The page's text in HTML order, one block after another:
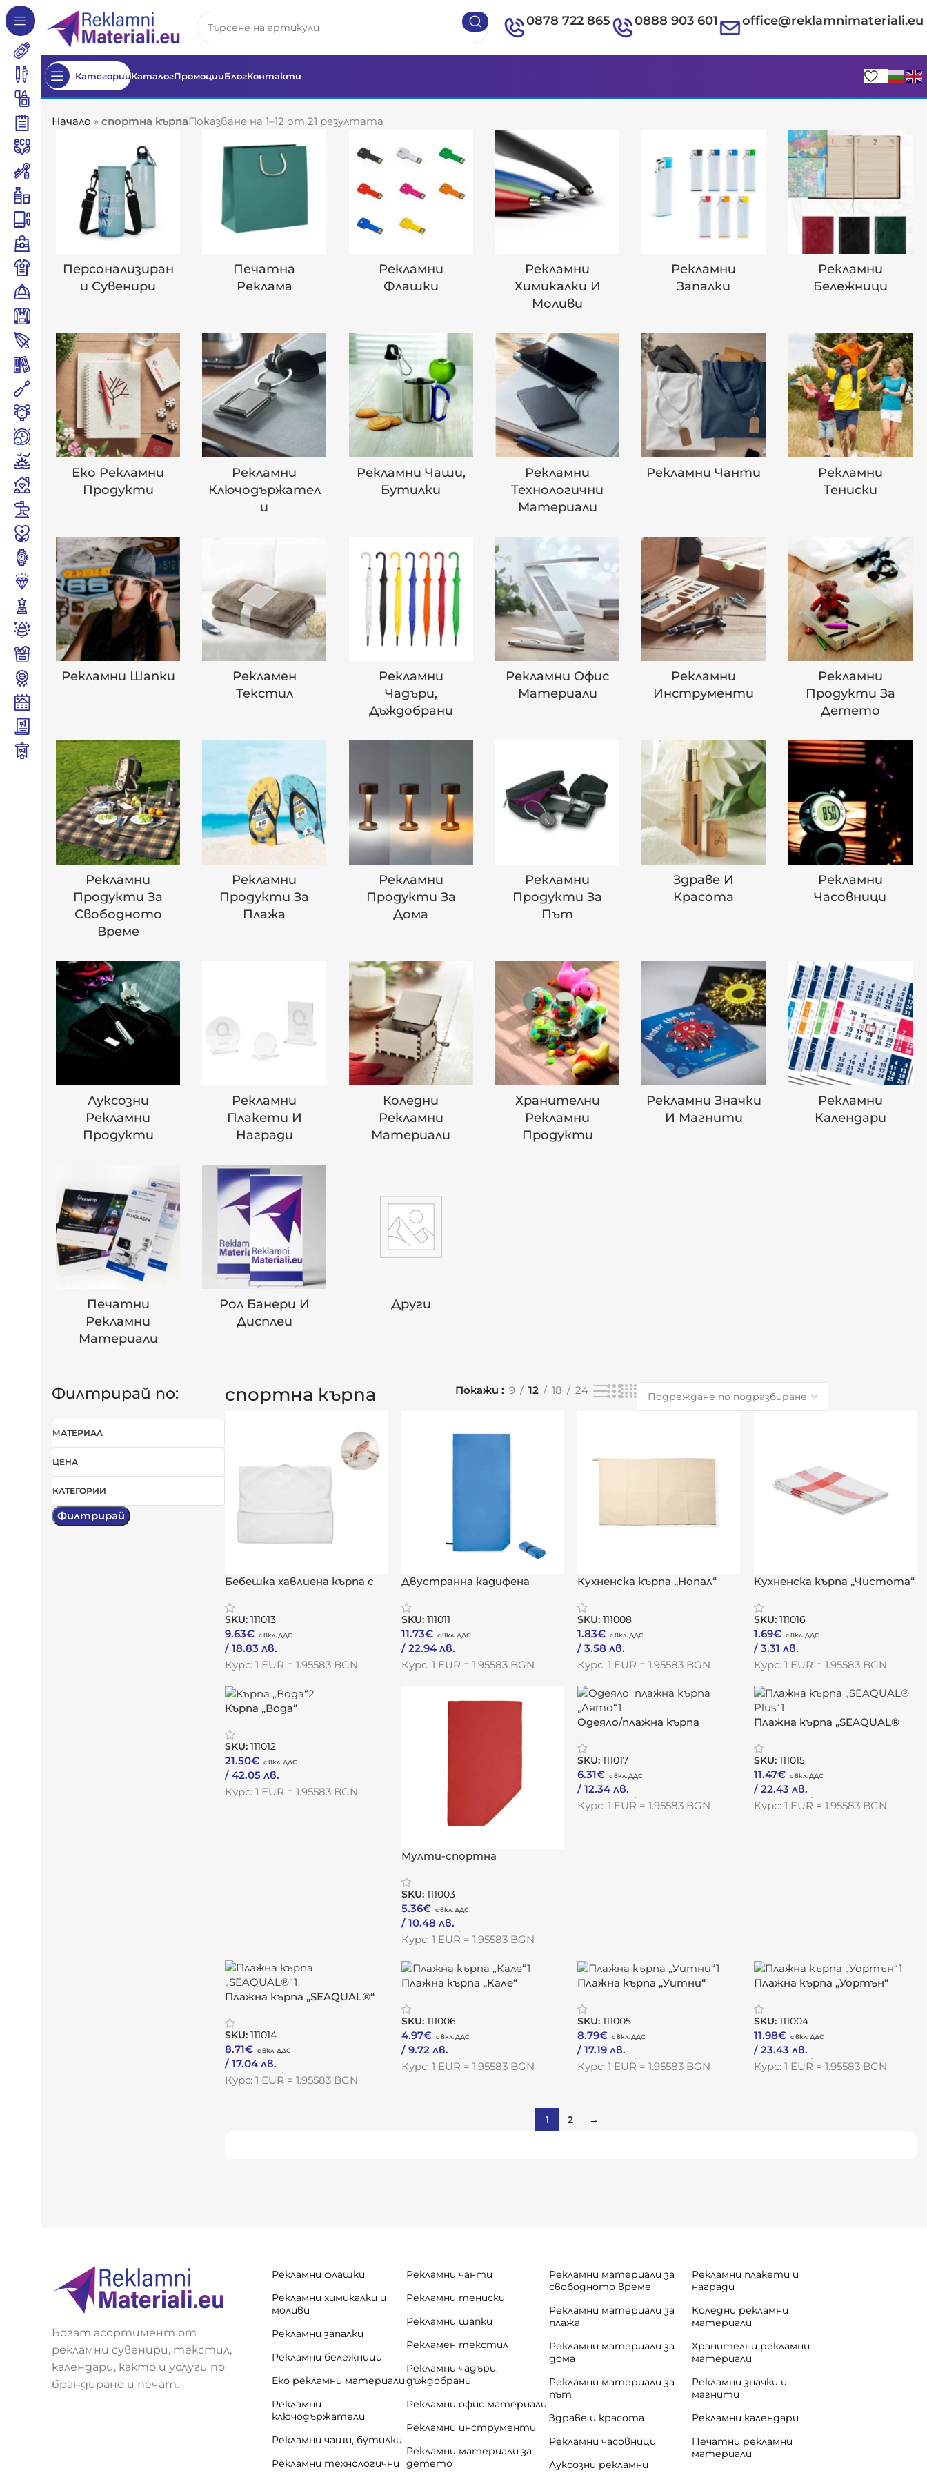
0878 722 865 0888 903 601 office@reklamnimateriali.eu
КатегорииКаталогПромоцииБлогКонтакти
Начало » спортна кърпаПоказване на 1–12 от 21 резултата
Персонализиран
И Сувенири
Печатна
Реклама
Рекламни
Флашки
Рекламни
Химикалки И
Моливи
Рекламни
Запалки
Рекламни
Бележници
Еко Рекламни
Продукти
Рекламни
Ключодържател
И
Рекламни Чаши,
Бутилки
Рекламни
Технологични
Материали
Рекламни Чанти
Рекламни
Тениски
Рекламни Шапки
Рекламен
Текстил
Рекламни
Чадъри,
Дъждобрани
Рекламни Офис
Материали
Рекламни
Инструменти
Рекламни
Продукти За
Детето
Рекламни
Продукти За
Свободното
Време
Рекламни
Продукти За
Плажа
Рекламни
Продукти За
Дома
Рекламни
Продукти За
Път
Здраве И
Красота
Рекламни
Часовници
Луксозни
Рекламни
Продукти
Рекламни
Плакети И
Награди
Коледни
Рекламни
Материали
Хранителни
Рекламни
Продукти
Рекламни Значки
И Магнити
Рекламни
Календари
Печатни
Рекламни
Материали
Рол Банери И
Дисплеи
Други
Филтрирай по:
МАТЕРИАЛ
ЦЕНА
КАТЕГОРИИ
Филтрирай
спортна кърпа Покажи 9 12 18 24
Бебешка хавлиена кърпа с
SKU: 111013
9.63€
/ 18.83 лв.
Към Продукта
Курс: 1 EUR = 1.95583 BGN
Двустранна кадифена
SKU: 111011
11.73€
/ 22.94 лв.
Към Продукта
Курс: 1 EUR = 1.95583 BGN
Кухненска кърпа „Нопал“
SKU:111008
1.83€
/ 3.58 лв.
Към Продукта
Курс: 1 EUR = 1.95583 BGN
Кухненска кърпа „Чистота“
SKU:111016
1.69€
/ 3.31 лв.
Към Продукта
Курс: 1 EUR = 1.95583 BGN
Кърпа „Вода“
SKU: 111012
21.50€
/ 42.05 лв.
Към Продукта
Курс: 1 EUR = 1.95583 BGN
Мулти-спортна
SKU: 111003
5.36€
/ 10.48 лв.
Към Продукта
Курс: 1 EUR = 1.95583 BGN
Одеяло/плажна кърпа
SKU:111017
6.31€
/ 12.34 лв.
Към Продукта
Курс: 1 EUR = 1.95583 BGN
Плажна кърпа „SEAQUAL®
SKU:111015
11.47€
/ 22.43 лв.
Към Продукта
Курс: 1 EUR = 1.95583 BGN
Плажна кърпа „SEAQUAL®“
SKU: 111014
8.71€
/ 17.04 лв.
Към Продукта
Курс: 1 EUR = 1.95583 BGN
Плажна кърпа „Кале“
SKU: 111006
4.97€
/ 9.72 лв.
Към Продукта
Курс: 1 EUR = 1.95583 BGN
Плажна кърпа „Уитни“
SKU:111005
8.79€
/ 17.19 лв.
Към Продукта
Курс: 1 EUR = 1.95583 BGN
Плажна кърпа „Уортън“
SKU:111004
11.98€
/ 23.43 лв.
Към Продукта
Курс: 1 EUR = 1.95583 BGN
1 2 →
Богат асортимент от
рекламни сувенири, текстил,
календари, както и услуги по
брандиране и печат.
Рекламни флашки
Рекламни химикалки и
моливи
Рекламни запалки
Рекламни бележници
Еко рекламни материали
Рекламни
ключодържатели
Рекламни чаши, бутилки
Рекламни технологични
Рекламни чанти
Рекламни тениски
Рекламни шапки
Рекламен текстил
Рекламни чадъри,
дъждобрани
Рекламни офис материали
Рекламни инструменти
Рекламни материали за
детето
Рекламни материали за
свободното време
Рекламни материали за
плажа
Рекламни материали за
дома
Рекламни материали за
път
Здраве и красота
Рекламни часовници
Луксозни рекламни
Рекламни плакети и
награди
Коледни рекламни
материали
Хранителни рекламни
материали
Рекламни значки и
магнити
Рекламни календари
Печатни рекламни
материали